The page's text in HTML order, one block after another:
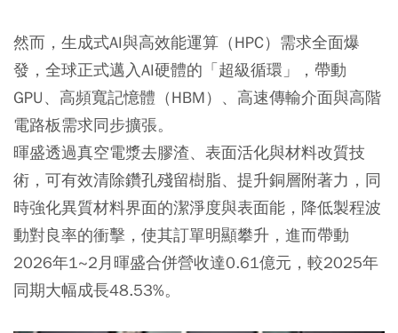
然而，生成式AI與高效能運算（HPC）需求全面爆
發，全球正式邁入AI硬體的「超級循環」，帶動
GPU、高頻寬記憶體（HBM）、高速傳輸介面與高階
電路板需求同步擴張。
暉盛透過真空電漿去膠渣、表面活化與材料改質技
術，可有效清除鑽孔殘留樹脂、提升銅層附著力，同
時強化異質材料界面的潔淨度與表面能，降低製程波
動對良率的衝擊，使其訂單明顯攀升，進而帶動
2026年1~2月暉盛合併營收達0.61億元，較2025年
同期大幅成長48.53%。